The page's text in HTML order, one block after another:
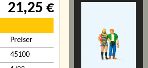
21,25 €
Preiser
45100